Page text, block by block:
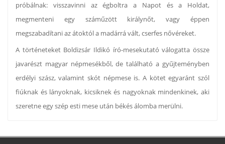
próbálnak: visszavinni az égboltra a Napot és a Holdat,
megmenteni egy száműzött királynőt, vagy éppen
megszabadítani az átoktól a madárrá vált, cserfes nővéreket.
A történeteket Boldizsár Ildikó író-mesekutató válogatta össze
javarészt magyar népmesékből, de található a gyűjteményben
erdélyi szász, valamint skót népmese is. A kötet egyaránt szól
fiúknak és lányoknak, kicsiknek és nagyoknak mindenkinek, aki
szeretne egy szép esti mese után békés álomba merülni.